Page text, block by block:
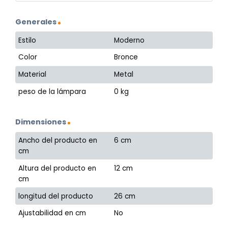
Generales
Estilo
Moderno
Color
Bronce
Material
Metal
peso de la lámpara
0 kg
Dimensiones
Ancho del producto en
cm
6 cm
Altura del producto en
cm
12 cm
longitud del producto
26 cm
Ajustabilidad en cm
No